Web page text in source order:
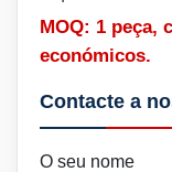
MOQ: 1 peça,
económicos.
Contacte a
O seu nome